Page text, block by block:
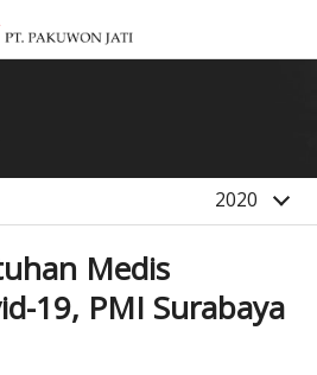
Kebutuhan Medis Melawan Covid-
2020
Medis
19, PMI Surabaya